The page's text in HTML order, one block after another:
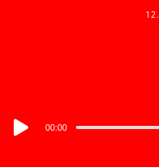
Audio
00:00